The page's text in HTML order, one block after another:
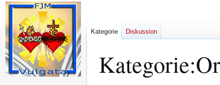
Kategorie:
Kategorie Diskussion